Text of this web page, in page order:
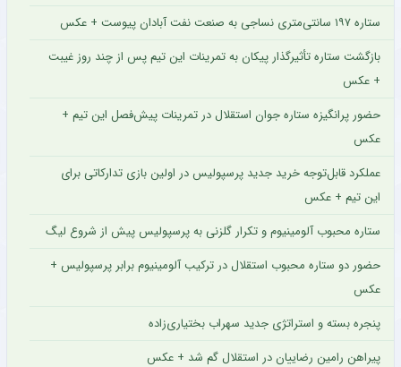
ستاره ۱۹۷ سانتی‌متری نساجی به صنعت نفت آبادان پیوست + عکس
بازگشت ستاره تأثیرگذار پیکان به تمرینات این تیم پس از چند روز غیبت
+ عکس
حضور پرانگیزه ستاره جوان استقلال در تمرینات پیش‌فصل این تیم +
عکس
عملکرد قابل‌توجه خرید جدید پرسپولیس در اولین بازی تدارکاتی برای
این تیم + عکس
ستاره محبوب آلومینیوم و تکرار گلزنی به پرسپولیس پیش از شروع لیگ
حضور دو ستاره محبوب استقلال در ترکیب آلومینیوم برابر پرسپولیس +
عکس
پنجره بسته و استراتژی جدید سهراب بختیاری‌زاده
پیراهن رامین رضاییان در استقلال گم شد + عکس